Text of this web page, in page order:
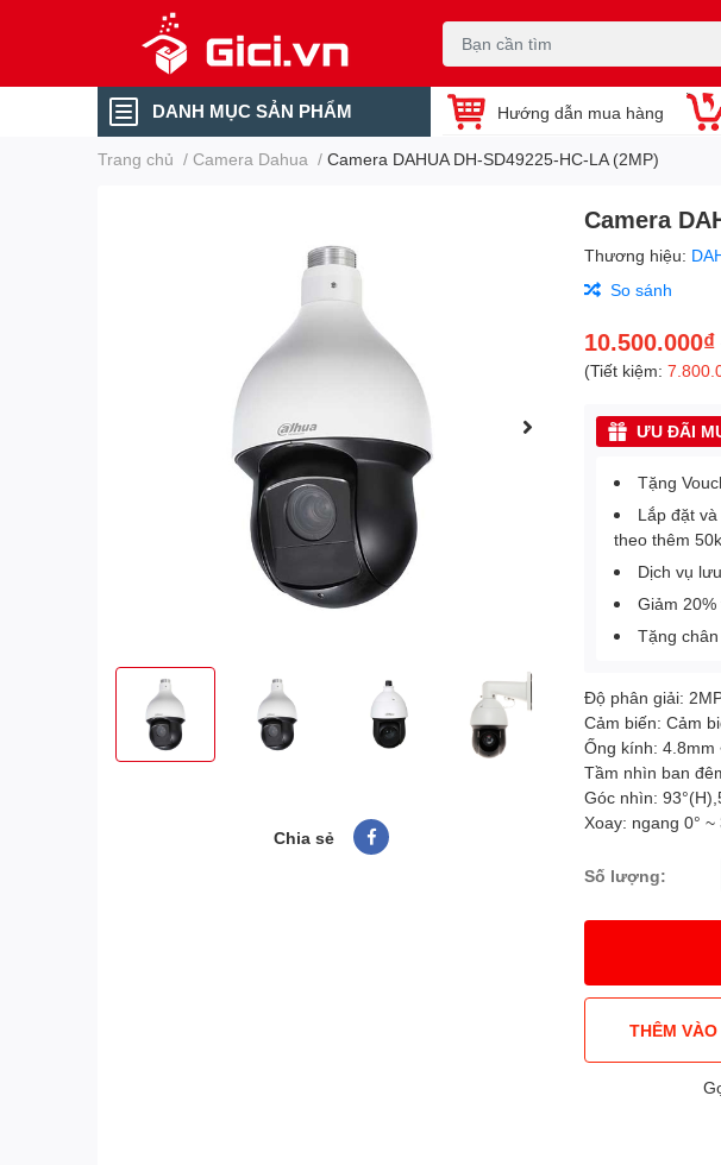
DANH MỤC SẢN PHẨM Hướng dẫn mua hàng
Trang chủ / Camera Dahua / Camera DAHUA DH-SD49225-HC-LA (2MP)
Chia sẻ
Camera
Thương hiệu:
So sánh
10.500.000₫
(Tiết kiệm:
ƯU ĐÃI
Tặng
Lắp đặt
theo thêm 50k
Dịch vụ
Giảm
Tặng
Độ phân giải:
Cảm biến: Cảm
Ống kính: 4.8mm
Tầm nhìn ban
Góc nhìn:
Xoay: ngang 0° ~
Số lượng:
THÊM